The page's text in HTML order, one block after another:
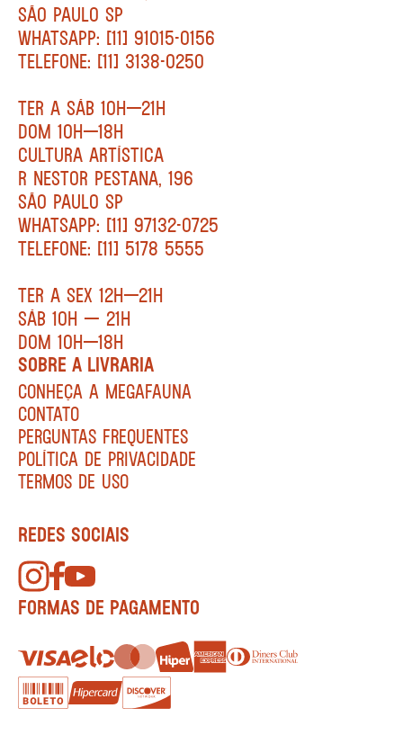
SÃO PAULO SP
WHATSAPP: [11] 91015-0156
TELEFONE: [11] 3138-0250
TER A SÁB 10H—21H
DOM 10H—18H
CULTURA ARTÍSTICA
R NESTOR PESTANA, 196
SÃO PAULO SP
WHATSAPP: [11] 97132-0725
TELEFONE: [11] 5178 5555
TER A SEX 12H—21H
SÁB 10H — 21H
DOM 10H—18H
SOBRE A LIVRARIA
CONHEÇA A MEGAFAUNA
CONTATO
PERGUNTAS FREQUENTES
POLÍTICA DE PRIVACIDADE
TERMOS DE USO
REDES SOCIAIS
FORMAS DE PAGAMENTO